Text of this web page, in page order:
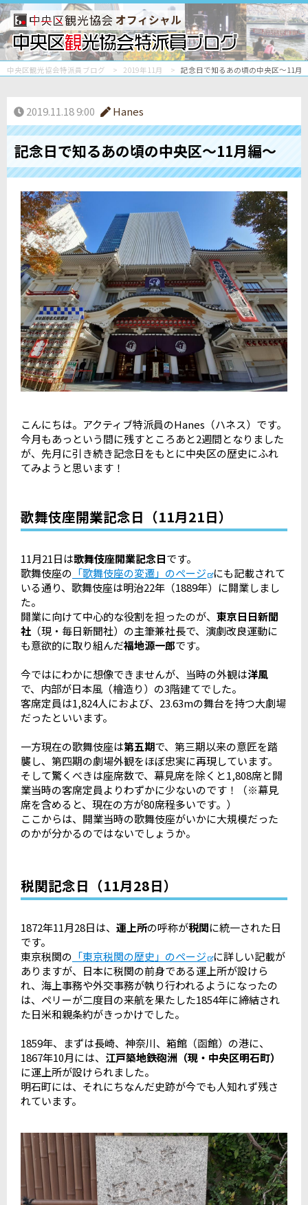
オフィシャル
中央区観光協会特派員ブログ 2019年11月 記念日で知るあの頃の中央区～11月
2019.11.18 9:00 Hanes
記念日で知るあの頃の中央区～11月編～
こんにちは。アクティブ特派員のHanes（ハネス）です。
今月もあっという間に残すところあと2週間となりました
が、先月に引き続き記念日をもとに中央区の歴史にふれ
てみようと思います！
歌舞伎座開業記念日（11月21日）
11月21日は歌舞伎座開業記念日です。
歌舞伎座の 「歌舞伎座の変遷」のページ にも記載されて
いる通り、歌舞伎座は明治22年（1889年）に開業しまし
た。
開業に向けて中心的な役割を担ったのが、 東京日日新聞
社 （現・毎日新聞社）の主筆兼社長で、演劇改良運動に
も意欲的に取り組んだ福地源一郎です。
今ではにわかに想像できませんが、当時の外観は洋風
で、内部が日本風（檜造り）の3階建てでした。
客席定員は1,824人におよび、23.63mの舞台を持つ大劇場
だったといいます。
一方現在の歌舞伎座は第五期で、第三期以来の意匠を踏
襲し、第四期の劇場外観をほぼ忠実に再現しています。
そして驚くべきは座席数で、幕見席を除くと1,808席と開
業当時の客席定員よりわずかに少ないのです！（※幕見
席を含めると、現在の方が80席程多いです。）
ここからは、開業当時の歌舞伎座がいかに大規模だった
のかが分かるのではないでしょうか。
税関記念日（11月28日）
1872年11月28日は、 運上所の呼称が税関に統一された日
です。
東京税関の 「東京税関の歴史」のページ に詳しい記載が
ありますが、日本に税関の前身である運上所が設けら
れ、海上事務や外交事務が執り行われるようになったの
は、ペリーが二度目の来航を果たした1854年に締結され
た日米和親条約がきっかけでした。
1859年、まずは長崎、神奈川、箱館（函館）の港に、
1867年10月には、 江戸築地鉄砲洲（現・中央区明石町）
に運上所が設けられました。
明石町には、それにちなんだ史跡が今でも人知れず残さ
れています。